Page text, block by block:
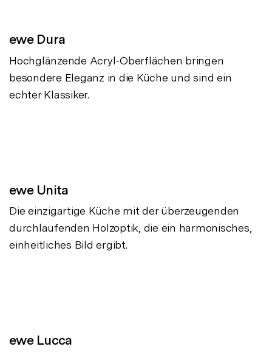
ewe Dura
Hochglänzende Acryl-Oberflächen bringen
besondere Eleganz in die Küche und sind ein
echter Klassiker.
ewe Unita
Die einzigartige Küche mit der überzeugenden
durchlaufenden Holzoptik, die ein harmonisches,
einheitliches Bild ergibt.
ewe Lucca